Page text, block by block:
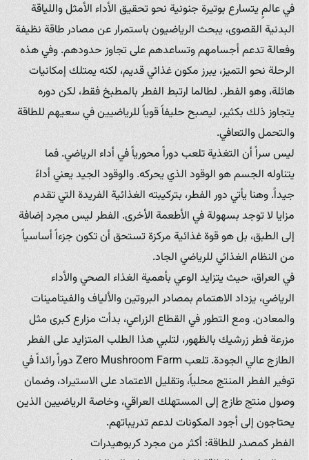
في عالمٍ يتسارع بوتيرة جنونية نحو تحقيق الأداء الأمثل واللياقة
البدنية القصوى، يبحث الرياضيون باستمرار عن مصادر طاقة نظيفة
وفعالة تدعم أجسامهم وتساعدهم على تجاوز حدودهم. وفي هذه
الرحلة نحو التميز، يبرز مكون غذائي قديم، لكنه يمتلك إمكانيات
هائلة، وهو الفطر. لطالما ارتبط الفطر بالمطبخ فقط، لكن دوره
يتجاوز ذلك بكثير، ليصبح حليفاً قوياً للرياضيين في سعيهم للطاقة
والتحمل والتعافي.
ليس سراً أن التغذية تلعب دوراً محورياً في أداء الرياضي. فما
يتناوله الجسم هو الوقود الذي يحركه. والوقود الجيد يعني أداءً
جيداً. وهنا يأتي دور الفطر، بتركيبته الغذائية الفريدة التي تقدم
مزايا لا توجد بسهولة في الأطعمة الأخرى. الفطر ليس مجرد إضافة
إلى الطبق، بل هو قوة غذائية مركزة تستحق أن تكون جزءاً أساسياً
من النظام الغذائي للرياضي الجاد.
في العراق، حيث يتزايد الوعي بأهمية الغذاء الصحي والأداء
الرياضي، يزداد الاهتمام بمصادر البروتين والألياف والفيتامينات
والمعادن. ومع التطور في القطاع الزراعي، بدأت مزارع كبرى مثل
مزرعة فطر زرشيك بالظهور، لتلبي هذا الطلب المتزايد على الفطر
الطازج عالي الجودة. تلعب Zero Mushroom Farm دوراً رائداً في
توفير الفطر المنتج محلياً، وتقليل الاعتماد على الاستيراد، وضمان
وصول منتج طازج إلى المستهلك العراقي، وخاصة الرياضيين الذين
يحتاجون إلى أجود المكونات لدعم تدريباتهم.
الفطر كمصدر للطاقة: أكثر من مجرد كربوهيدرات